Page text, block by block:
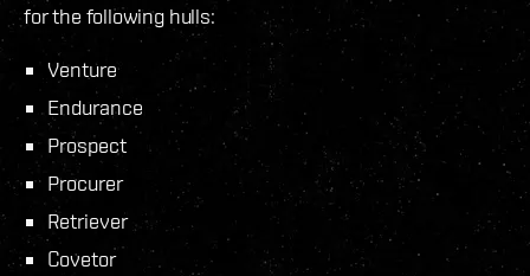
for the following hulls:
Venture
Endurance
Prospect
Procurer
Retriever
Covetor